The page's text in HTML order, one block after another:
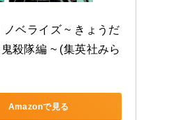
ノベライズ ~ きょうだ
殺隊編 ~ (集英社みら
Amazonで見る